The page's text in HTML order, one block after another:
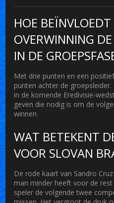
HOE BEÏNVLOEDT
OVERWINNING
IN DE
Met drie punten en een
punten achter de
in de komende
geven die nodig is om de
winnen.
WAT BETEKENT
VOOR SLOVAN
De rode kaart van Sandro
man minder heeft voor de
speler de volgende twee